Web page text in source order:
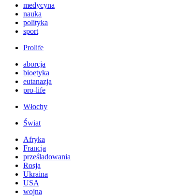
medycyna
nauka
polityka
sport
Prolife
aborcja
bioetyka
eutanazja
pro-life
Włochy
Świat
Afryka
Francja
prześladowania
Rosja
Ukraina
USA
wojna